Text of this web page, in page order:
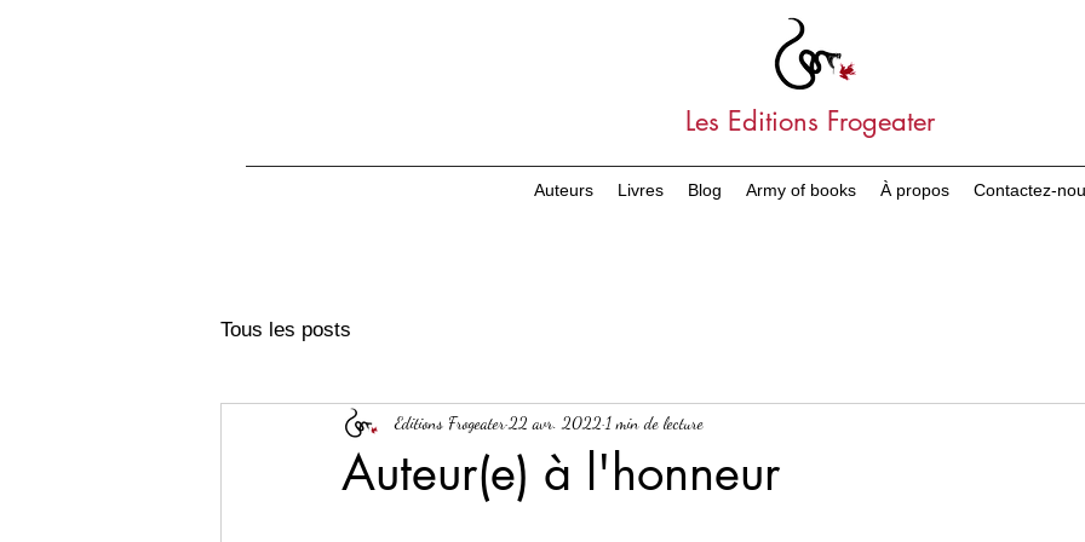
Les Editions Frogeater
Auteurs Livres Blog Army of books À propos Contactez-
Tous les posts
Auteur(e) à l'honneur
Editions Frogeater22 avr. 2022 1 min de lecture